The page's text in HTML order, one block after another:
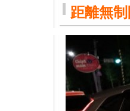
距離無